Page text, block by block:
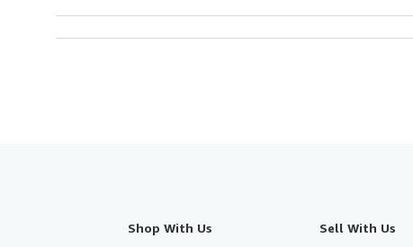
Shop With Us Sell With Us